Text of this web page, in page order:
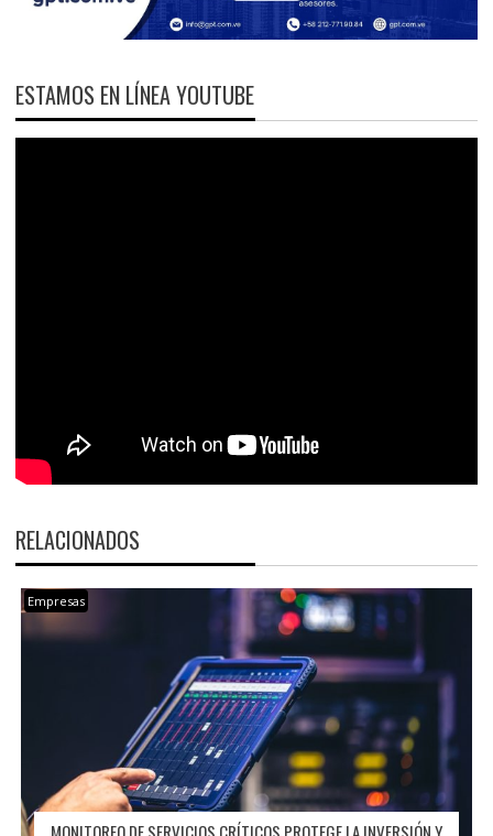
ESTAMOS EN LÍNEA YOUTUBE
RELACIONADOS
Empresas